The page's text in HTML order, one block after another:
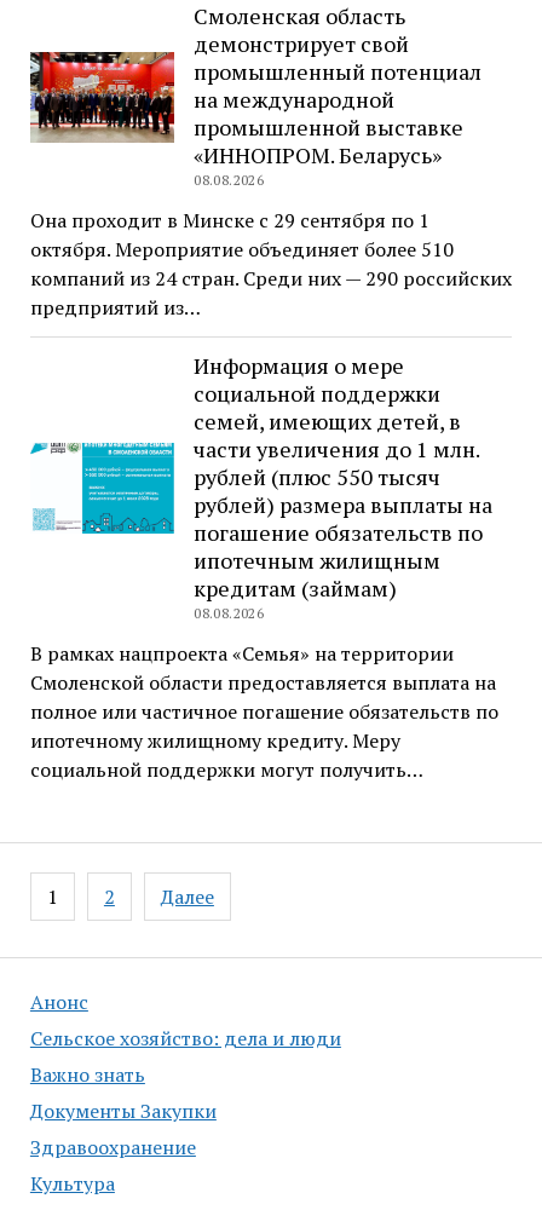
Анонс
Сельское хозяйство: дела и люди
Важно знать
Документы Закупки
Здравоохранение
Культура
Смоленская область
демонстрирует свой
промышленный потенциал
на международной
промышленной выставке
«ИННОПРОМ. Беларусь»
08.08.2026
Она проходит в Минске с 29 сентября по 1
октября. Мероприятие объединяет более 510
компаний из 24 стран. Среди них — 290 российских
предприятий из…
Информация о мере
социальной поддержки
семей, имеющих детей, в
части увеличения до 1 млн.
рублей (плюс 550 тысяч
рублей) размера выплаты на
погашение обязательств по
ипотечным жилищным
кредитам (займам)
08.08.2026
В рамках нацпроекта «Семья» на территории
Смоленской области предоставляется выплата на
полное или частичное погашение обязательств по
ипотечному жилищному кредиту. Меру
социальной поддержки могут получить…
Навигация
по
1 2 Далее